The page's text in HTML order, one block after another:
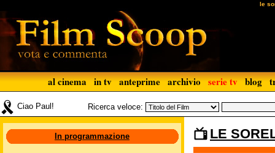
le
al cinema in tv anteprime archivio serie tv blog
Ciao Paul! Ricerca veloce:
LE
In programmazione